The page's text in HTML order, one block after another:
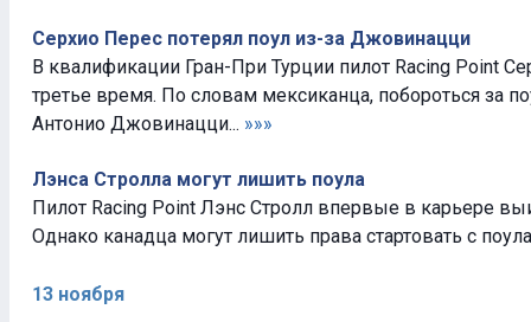
Серхио Перес потерял поул из-за Джовинацци
В квалификации Гран-При Турции пилот Racing Point
третье время. По словам мексиканца, побороться за
Антонио Джовинацци... »»»
Лэнса Стролла могут лишить поула
Пилот Racing Point Лэнс Стролл впервые в карьере
Однако канадца могут лишить права стартовать с
13 ноября